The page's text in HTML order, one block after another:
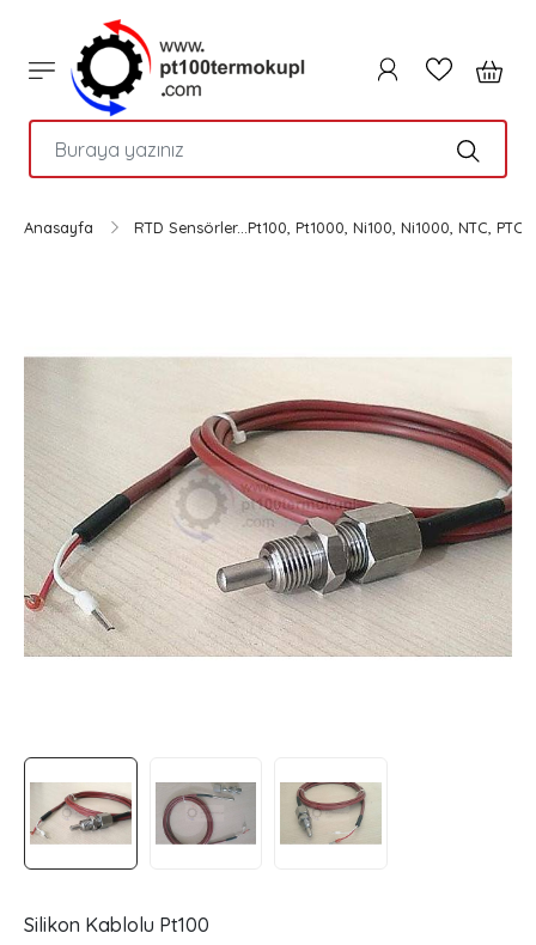
Anasayfa RTD Sensörler...Pt100, Pt1000, Ni100, Ni1000, NTC, PTC
Silikon Kablolu Pt100